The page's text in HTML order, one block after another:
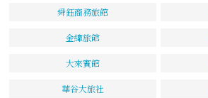
舜鈺商務旅館
金緯旅館
大來賓館
華谷大旅社